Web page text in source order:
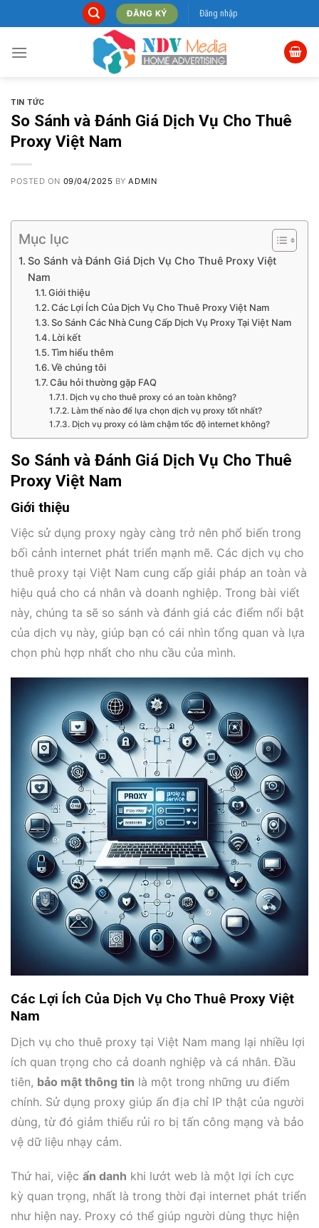
to
content
ĐĂNG KÝ Đăng nhập
TIN TỨC
So Sánh và Đánh Giá Dịch Vụ Cho Thuê
Proxy Việt Nam
POSTED ON 09/04/2025 BYADMIN
Mục lục
So Sánh và Đánh Giá Dịch Vụ Cho Thuê Proxy Việt
Nam
Giới thiệu
Các Lợi Ích Của Dịch Vụ Cho Thuê Proxy Việt Nam
So Sánh Các Nhà Cung Cấp Dịch Vụ Proxy Tại Việt Nam
Lời kết
Tìm hiểu thêm
Về chúng tôi
Câu hỏi thường gặp FAQ
Dịch vụ cho thuê proxy có an toàn không?
Làm thế nào để lựa chọn dịch vụ proxy tốt nhất?
Dịch vụ proxy có làm chậm tốc độ internet không?
So Sánh và Đánh Giá Dịch Vụ Cho Thuê
Proxy Việt Nam
Giới thiệu
Việc sử dụng proxy ngày càng trở nên phổ biến trong
bối cảnh internet phát triển mạnh mẽ. Các dịch vụ cho
thuê proxy tại Việt Nam cung cấp giải pháp an toàn và
hiệu quả cho cá nhân và doanh nghiệp. Trong bài viết
này, chúng ta sẽ so sánh và đánh giá các điểm nổi bật
của dịch vụ này, giúp bạn có cái nhìn tổng quan và lựa
chọn phù hợp nhất cho nhu cầu của mình.
Các Lợi Ích Của Dịch Vụ Cho Thuê Proxy Việt
Nam
Dịch vụ cho thuê proxy tại Việt Nam mang lại nhiều lợi
ích quan trọng cho cả doanh nghiệp và cá nhân. Đầu
tiên, bảo mật thông tin là một trong những ưu điểm
chính. Sử dụng proxy giúp ẩn địa chỉ IP thật của người
dùng, từ đó giảm thiểu rủi ro bị tấn công mạng và bảo
vệ dữ liệu nhạy cảm.
Thứ hai, việc ẩn danh khi lướt web là một lợi ích cực
kỳ quan trọng, nhất là trong thời đại internet phát triển
như hiện nay. Proxy có thể giúp người dùng thực hiện